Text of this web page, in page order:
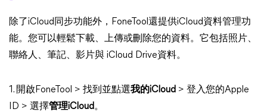
除了iCloud同步功能外，FoneTool還提供iCloud資料管理功
能。您可以輕鬆下載、上傳或刪除您的資料。它包括照片、
聯絡人、筆記、影片與 iCloud Drive資料。
1. 開啟FoneTool > 找到並點選我的iCloud > 登入您的Apple
ID > 選擇管理iCloud。